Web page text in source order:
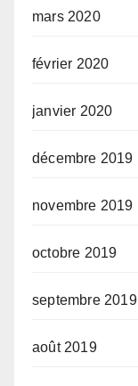
mars 2020
février 2020
janvier 2020
décembre 2019
novembre 2019
octobre 2019
septembre 2019
août 2019